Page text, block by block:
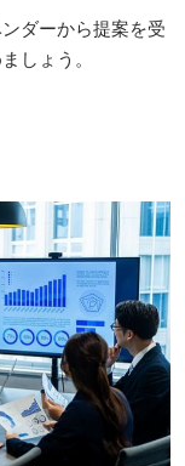
ダーから提案を受
しょう。